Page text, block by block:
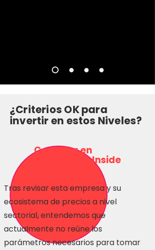
¿Criterios OK para
invertir en estos Niveles?
Consulta en
Inversionas Inside
Tras revisar esta empresa y su
ecosistema de precios a nivel
sectorial, entendemos que
actualmente no reúne los
parámetros necesarios para tomar